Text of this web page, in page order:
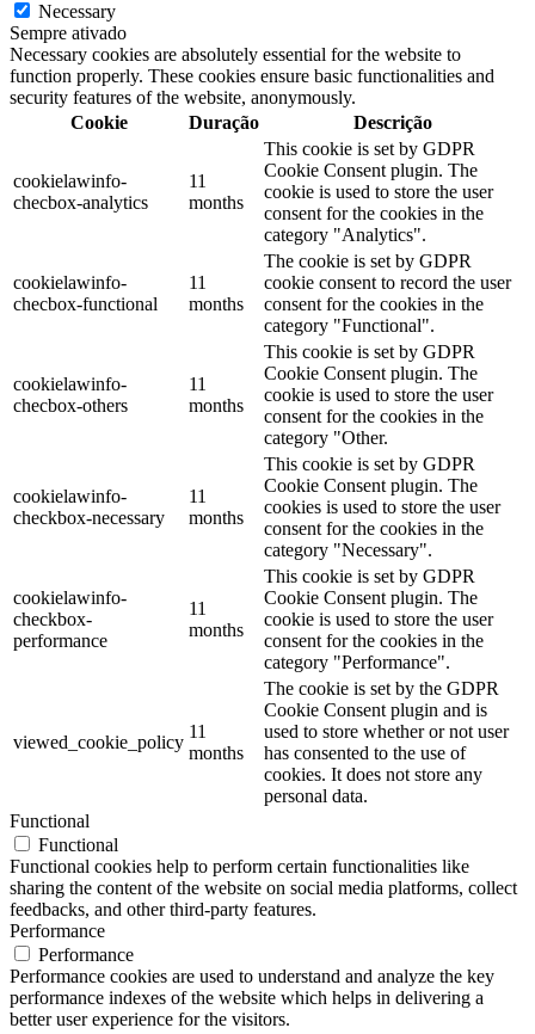
Necessary
Sempre ativado
Necessary cookies are absolutely essential for the website to
function properly. These cookies ensure basic functionalities and
security features of the website, anonymously.
Cookie
Duração Descrição
cookielawinfo-
checbox-analytics
11
months
This cookie is set by GDPR
Cookie Consent plugin. The
cookie is used to store the user
consent for the cookies in the
category "Analytics".
cookielawinfo-
checbox-functional
11
months
The cookie is set by GDPR
cookie consent to record the user
consent for the cookies in the
category "Functional".
cookielawinfo-
checbox-others
11
months
This cookie is set by GDPR
Cookie Consent plugin. The
cookie is used to store the user
consent for the cookies in the
category "Other.
cookielawinfo-
checkbox-necessary
11
months
This cookie is set by GDPR
Cookie Consent plugin. The
cookies is used to store the user
consent for the cookies in the
category "Necessary".
cookielawinfo-
checkbox-
performance
11
months
This cookie is set by GDPR
Cookie Consent plugin. The
cookie is used to store the user
consent for the cookies in the
category "Performance".
viewed_cookie_policy
11
months
The cookie is set by the GDPR
Cookie Consent plugin and is
used to store whether or not user
has consented to the use of
cookies. It does not store any
personal data.
Functional
Functional
Functional cookies help to perform certain functionalities like
sharing the content of the website on social media platforms, collect
feedbacks, and other third-party features.
Performance
Performance
Performance cookies are used to understand and analyze the key
performance indexes of the website which helps in delivering a
better user experience for the visitors.